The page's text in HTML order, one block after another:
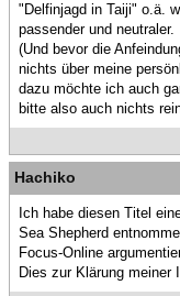
"Delfinjagd in Taiji" o.ä.
passender und neutraler.
(Und bevor die
nichts über meine
dazu möchte ich auch
bitte also auch nichts
Hachiko
Ich habe diesen Titel
Sea Shepherd
Focus-Online
Dies zur Klärung meiner